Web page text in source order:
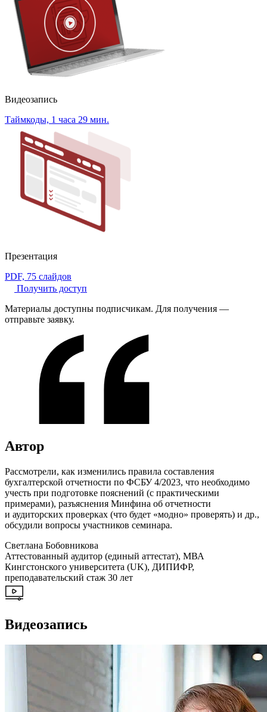
Видеозапись
Таймкоды, 1 часа 29 мин.
Презентация
PDF, 75 слайдов
Получить доступ
Материалы доступны подписчикам. Для получения —
отправьте заявку.
Автор
Рассмотрели, как изменились правила составления
бухгалтерской отчетности по ФСБУ 4/2023, что необходимо
учесть при подготовке пояснений (с практическими
примерами), разъяснения Минфина об отчетности
и аудиторских проверках (что будет «модно» проверять) и др.,
обсудили вопросы участников семинара.
Светлана Бобовникова
Аттестованный аудитор (единый аттестат), МВА
Кингстонского университета (UK), ДИПИФР,
преподавательский стаж 30 лет
Видеозапись